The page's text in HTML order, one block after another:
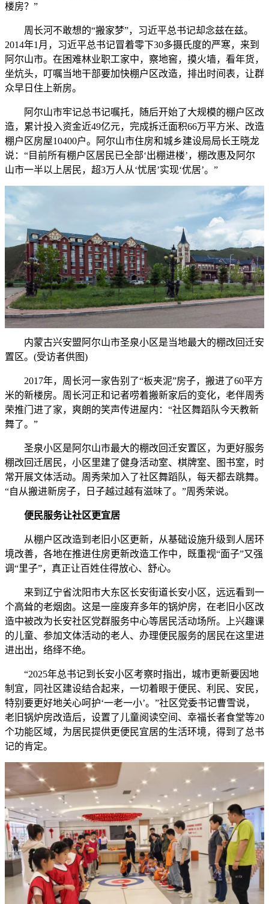
楼房？”
周长河不敢想的“搬家梦”，习近平总书记却念兹在兹。
2014年1月，习近平总书记冒着零下30多摄氏度的严寒，来到
阿尔山市。在困难林业职工家中，察地窖，摸火墙，看年货，
坐炕头，叮嘱当地干部要加快棚户区改造，排出时间表，让群
众早日住上新房。
阿尔山市牢记总书记嘱托，随后开始了大规模的棚户区改
造，累计投入资金近49亿元，完成拆迁面积66万平方米、改造
棚户区房屋10400户。阿尔山市住房和城乡建设局局长王晓龙
说：“目前所有棚户区居民已全部‘出棚进楼’，棚改惠及阿尔
山市一半以上居民，超3万人从‘忧居’实现‘优居’。”
内蒙古兴安盟阿尔山市圣泉小区是当地最大的棚改回迁安
置区。(受访者供图)
2017年，周长河一家告别了“板夹泥”房子，搬进了60平方
米的新楼房。周长河正和记者唠着搬新家后的变化，老伴周秀
荣推门进了家，爽朗的笑声传进屋内：“社区舞蹈队今天教新
舞了。”
圣泉小区是阿尔山市最大的棚改回迁安置区，为更好服务
棚改回迁居民，小区里建了健身活动室、棋牌室、图书室，时
常开展文体活动。周秀荣加入了社区舞蹈队，每天都去跳舞。
“自从搬进新房子，日子越过越有滋味了。”周秀荣说。
便民服务让社区更宜居
从棚户区改造到老旧小区更新，从基础设施升级到人居环
境改善，各地在推进住房更新改造工作中，既重视“面子”又强
调“里子”，真正让百姓住得放心、舒心。
来到辽宁省沈阳市大东区长安街道长安小区，远远看到一
个高耸的老烟囱。这是一座废弃多年的锅炉房，在老旧小区改
造中被改为长安社区党群服务中心等居民活动场所。上兴趣课
的儿童、参加文体活动的老人、办理便民服务的居民在这里进
进出出，络绎不绝。
“2025年总书记到长安小区考察时指出，城市更新要因地
制宜，同社区建设结合起来，一切着眼于便民、利民、安民，
特别要更好地关心呵护‘一老一小’。”社区党委书记曹雪说，
老旧锅炉房改造后，设置了儿童阅读空间、幸福长者食堂等20
个功能区域，为居民提供更便民宜居的生活环境，得到了总书
记的肯定。